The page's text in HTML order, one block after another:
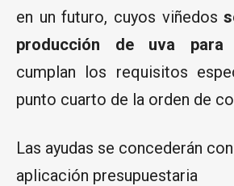
en un futuro, cuyos viñedos
producción de uva para
cumplan los requisitos
punto cuarto de la orden de
Las ayudas se concederán
aplicación presupuestaria